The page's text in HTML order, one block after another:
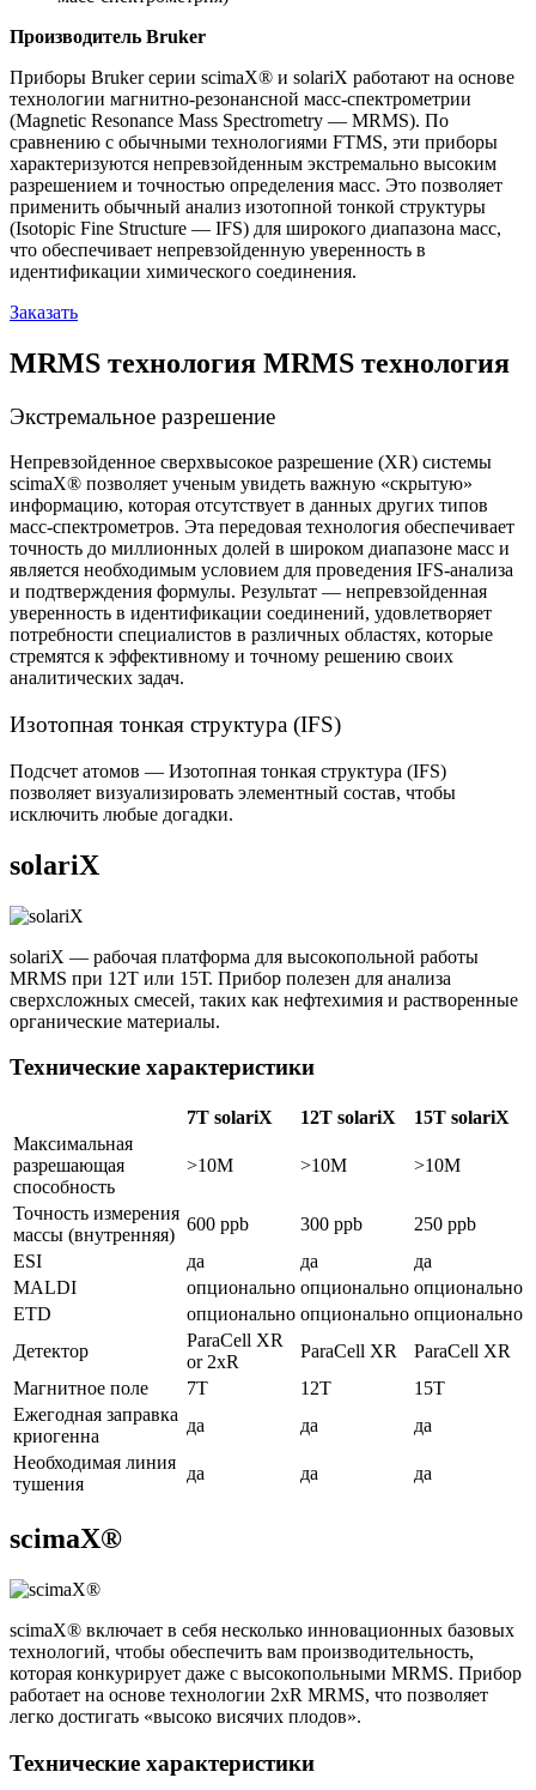
Производитель Bruker
Приборы Bruker серии scimaX® и solariX работают на основе
технологии магнитно-резонансной масс-спектрометрии
(Magnetic Resonance Mass Spectrometry — MRMS). По
сравнению с обычными технологиями FTMS, эти приборы
характеризуются непревзойденным экстремально высоким
разрешением и точностью определения масс. Это позволяет
применить обычный анализ изотопной тонкой структуры
(Isotopic Fine Structure — IFS) для широкого диапазона масс,
что обеспечивает непревзойденную уверенность в
идентификации химического соединения.
Заказать
MRMS технология MRMS технология
Экстремальное разрешение
Непревзойденное сверхвысокое разрешение (XR) системы
scimaX® позволяет ученым увидеть важную «скрытую»
информацию, которая отсутствует в данных других типов
масс-спектрометров. Эта передовая технология обеспечивает
точность до миллионных долей в широком диапазоне масс и
является необходимым условием для проведения IFS-анализа
и подтверждения формулы. Результат — непревзойденная
уверенность в идентификации соединений, удовлетворяет
потребности специалистов в различных областях, которые
стремятся к эффективному и точному решению своих
аналитических задач.
Изотопная тонкая структура (IFS)
Подсчет атомов — Изотопная тонкая структура (IFS)
позволяет визуализировать элементный состав, чтобы
исключить любые догадки.
solariX
solariX — рабочая платформа для высокопольной работы
MRMS при 12Т или 15Т. Прибор полезен для анализа
сверхсложных смесей, таких как нефтехимия и растворенные
органические материалы.
Технические характеристики
7T solariX 12T solariX
15T solariX
Максимальная
разрешающая
способность
>10M >10M >10M
Точность измерения
массы (внутренняя)
600 ppb 300 ppb
250 ppb
ESI
да да
да
MALDI
опционально опционально опционально
ETD
опционально опционально опционально
Детектор
ParaCell XR
or 2xR
ParaCell XR
ParaCell XR
Магнитное поле
7T 12T
15T
Ежегодная заправка
криогенна
да да
да
Необходимая линия
тушения
да да да
scimaX®
scimaX® включает в себя несколько инновационных базовых
технологий, чтобы обеспечить вам производительность,
которая конкурирует даже с высокопольными MRMS. Прибор
работает на основе технологии 2xR MRMS, что позволяет
легко достигать «высоко висячих плодов».
Технические характеристики